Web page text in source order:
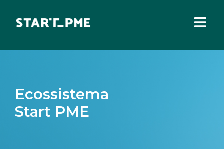
content
Fundo Santa Casa
Pares 3.0
Ecossistema
Start PME